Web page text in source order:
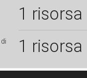
1 risorsa
di 1 risorsa